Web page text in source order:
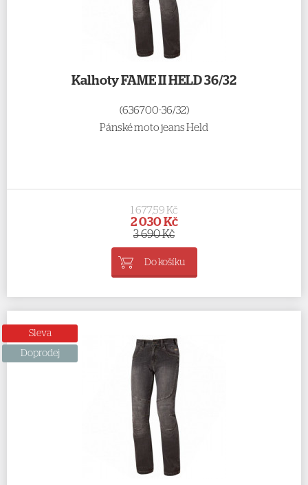
Kalhoty FAME II HELD 36/32
(636700-36/32)
Pánské moto jeans Held
1 677,59 Kč
2 030 Kč
3 690 Kč
Do košíku
Sleva
Doprodej